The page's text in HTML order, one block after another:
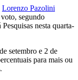
Lorenzo Pazolini
segundo
nesta quarta-
setembro e 2 de
para mais ou